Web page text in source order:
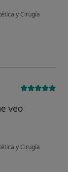
y Cirugía
veo
y Cirugía